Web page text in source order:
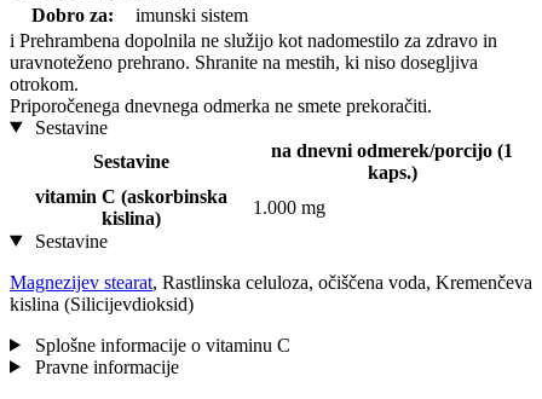
Dobro za:
imunski sistem
i Prehrambena dopolnila ne služijo kot nadomestilo za zdravo in
uravnoteženo prehrano. Shranite na mestih, ki niso dosegljiva
otrokom.
Priporočenega dnevnega odmerka ne smete prekoračiti.
Sestavine
Sestavine
na dnevni odmerek/porcijo (1
kaps.)
vitamin C (askorbinska
kislina)
1.000 mg
Sestavine
Magnezijev stearat, Rastlinska celuloza, očiščena voda, Kremenčeva
kislina (Silicijevdioksid)
Splošne informacije o vitaminu C
Pravne informacije